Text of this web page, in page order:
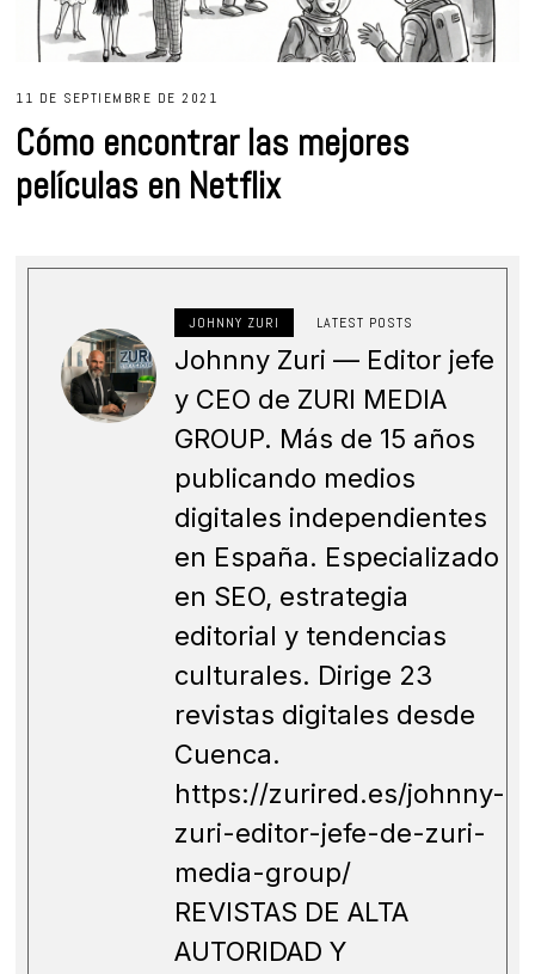
11 DE SEPTIEMBRE DE 2021
Cómo encontrar las mejores
películas en Netflix
JOHNNY ZURI LATEST POSTS
Johnny Zuri — Editor jefe
y CEO de ZURI MEDIA
GROUP. Más de 15 años
publicando medios
digitales independientes
en España. Especializado
en SEO, estrategia
editorial y tendencias
culturales. Dirige 23
revistas digitales desde
Cuenca.
https://zurired.es/johnny-
zuri-editor-jefe-de-zuri-
media-group/
REVISTAS DE ALTA
AUTORIDAD Y